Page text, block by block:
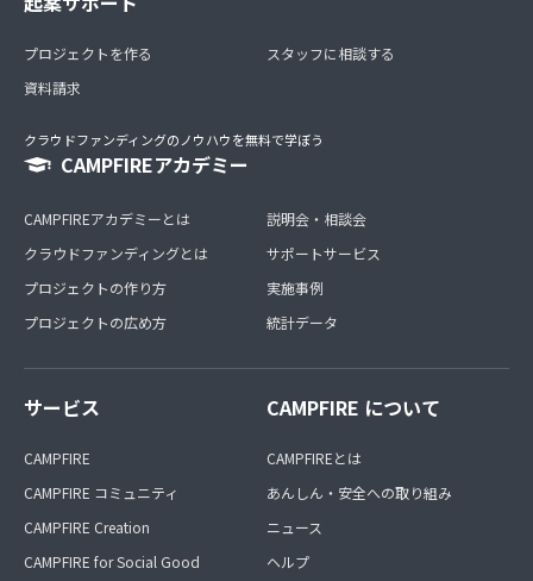
プロジェクトを作る
資料請求
スタッフに相談する
クラウドファンディングのノウハウを無料で学ぼう
CAMPFIREアカデミー
CAMPFIREアカデミーとは
クラウドファンディングとは
プロジェクトの作り方
プロジェクトの広め方
説明会・相談会
サポートサービス
実施事例
統計データ
サービス
CAMPFIRE
CAMPFIRE コミュニティ
CAMPFIRE Creation
CAMPFIRE for Social Good
CAMPFIRE について
CAMPFIREとは
あんしん・安全への取り組み
ニュース
ヘルプ